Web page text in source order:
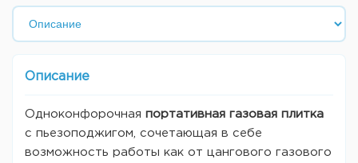
Описание
Одноконфорочная портативная газовая плитка
с пьезоподжигом, сочетающая в себе
возможность работы как от цангового газового